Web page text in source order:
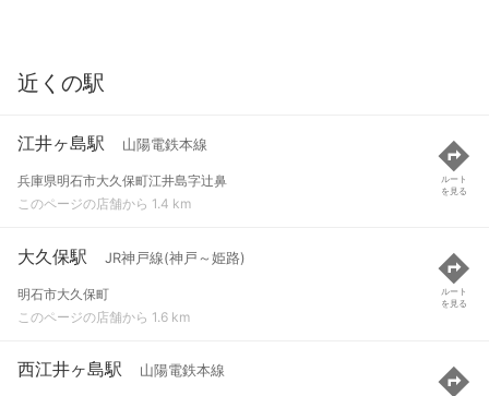
近くの駅
江井ヶ島駅 山陽電鉄本線
兵庫県明石市大久保町江井島字辻鼻
このページの店舗から 1.4 km
ルート
を見る
大久保駅 JR神戸線(神戸～姫路)
明石市大久保町
このページの店舗から 1.6 km
ルート
を見る
西江井ヶ島駅 山陽電鉄本線